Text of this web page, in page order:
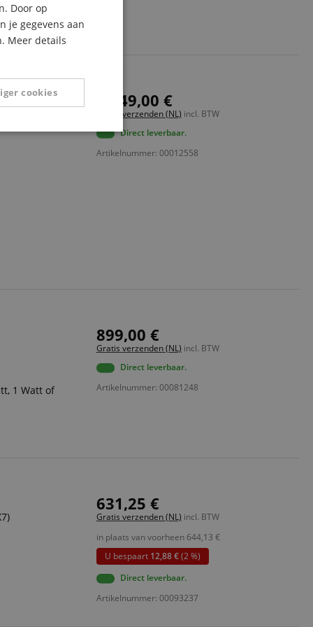
1.449,00 €
Gratis verzenden (NL) incl. BTW
Direct leverbaar.
Artikelnummer: 00012558
1 Watt of
899,00 €
Gratis verzenden (NL) incl. BTW
Direct leverbaar.
Artikelnummer: 00081248
631,25 €
Gratis verzenden (NL) incl. BTW
in plaats van voorheen 644,13 €
U bespaart 12,88 €(2 %)
Direct leverbaar.
Artikelnummer: 00093237
SPANISH
Door op
je gegevens aan
Meer details
cookies
Niet-
accountbeheer.
service om
De
werken.
the website,
a secure
used to facilitate
session by the
across page